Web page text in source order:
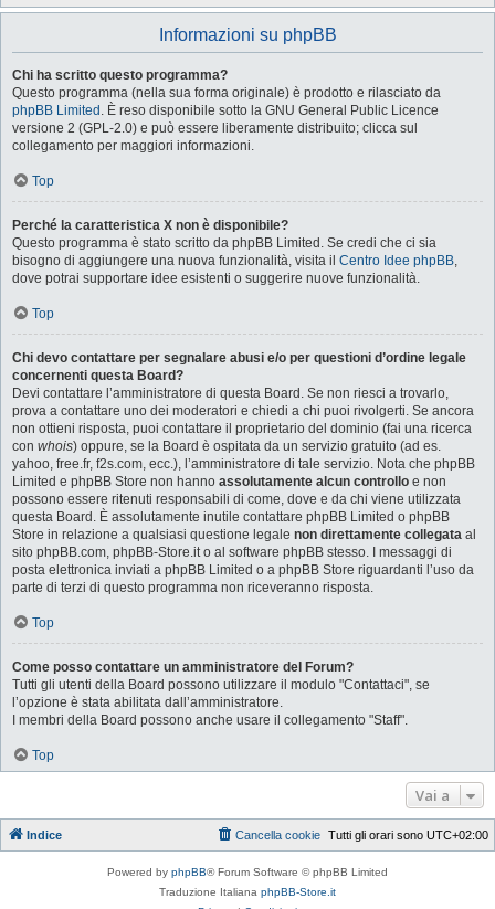
Informazioni su phpBB
Chi ha scritto questo programma?
Questo programma (nella sua forma originale) è prodotto e rilasciato da
phpBB Limited . È reso disponibile sotto la GNU General Public Licence
versione 2 (GPL-2.0) e può essere liberamente distribuito; clicca sul
collegamento per maggiori informazioni.
Top
Perché la caratteristica X non è disponibile?
Questo programma è stato scritto da phpBB Limited. Se credi che ci sia
bisogno di aggiungere una nuova funzionalità, visita il Centro Idee phpBB,
dove potrai supportare idee esistenti o suggerire nuove funzionalità.
Top
Chi devo contattare per segnalare abusi e/o per questioni d’ordine legale
concernenti questa Board?
Devi contattare l’amministratore di questa Board. Se non riesci a trovarlo,
prova a contattare uno dei moderatori e chiedi a chi puoi rivolgerti. Se ancora
non ottieni risposta, puoi contattare il proprietario del dominio (fai una ricerca
con whois) oppure, se la Board è ospitata da un servizio gratuito (ad es.
yahoo, free.fr, f2s.com, ecc.), l’amministratore di tale servizio. Nota che phpBB
Limited e phpBB Store non hanno assolutamente alcun controllo e non
possono essere ritenuti responsabili di come, dove e da chi viene utilizzata
questa Board. È assolutamente inutile contattare phpBB Limited o phpBB
Store in relazione a qualsiasi questione legale non direttamente collegata al
sito phpBB.com, phpBB-Store.it o al software phpBB stesso. I messaggi di
posta elettronica inviati a phpBB Limited o a phpBB Store riguardanti l’uso da
parte di terzi di questo programma non riceveranno risposta.
Top
Come posso contattare un amministratore del Forum?
Tutti gli utenti della Board possono utilizzare il modulo "Contattaci", se
l’opzione è stata abilitata dall’amministratore.
I membri della Board possono anche usare il collegamento "Staff".
Top
Vai a
Indice Tutti gli orari sono UTC+02:00
Cancella cookie
Powered by phpBB® Forum Software © phpBB Limited
Traduzione Italiana phpBB-Store.it